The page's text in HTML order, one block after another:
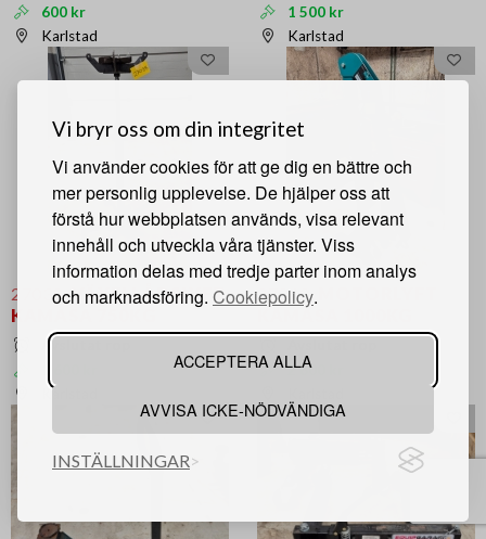
Vi bryr oss om din integritet
Vi använder cookies för att ge dig en bättre och
mer personlig upplevelse. De hjälper oss att
förstå hur webbplatsen används, visa relevant
innehåll och utveckla våra tjänster. Viss
information delas med tredje parter inom analys
och marknadsföring. Cookiepolicy.
ACCEPTERA ALLA
AVVISA ICKE-NÖDVÄNDIGA
INSTÄLLNINGAR
600 kr
Karlstad
1 500 kr
Karlstad
27038.VÄXELLÅDSLYFT
KAMASA 750KG
Avslutat rop
Karlstad
27040.
KAMASA 1000KG
2 800 kr